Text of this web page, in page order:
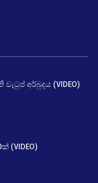
අර්බුදය (VIDEO)
(VIDEO)